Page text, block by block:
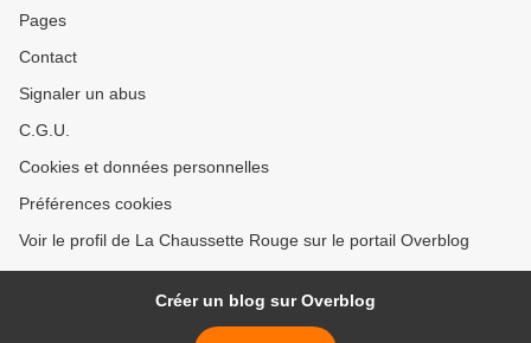
Pages
Contact
Signaler un abus
C.G.U.
Cookies et données personnelles
Préférences cookies
Voir le profil de La Chaussette Rouge sur le portail Overblog
Créer un blog sur Overblog